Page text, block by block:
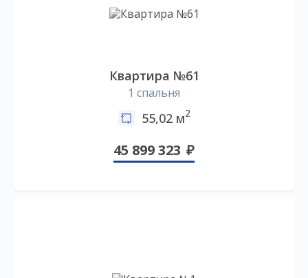
Квартира №61
1 спальня
55,02 м2
45 899 323